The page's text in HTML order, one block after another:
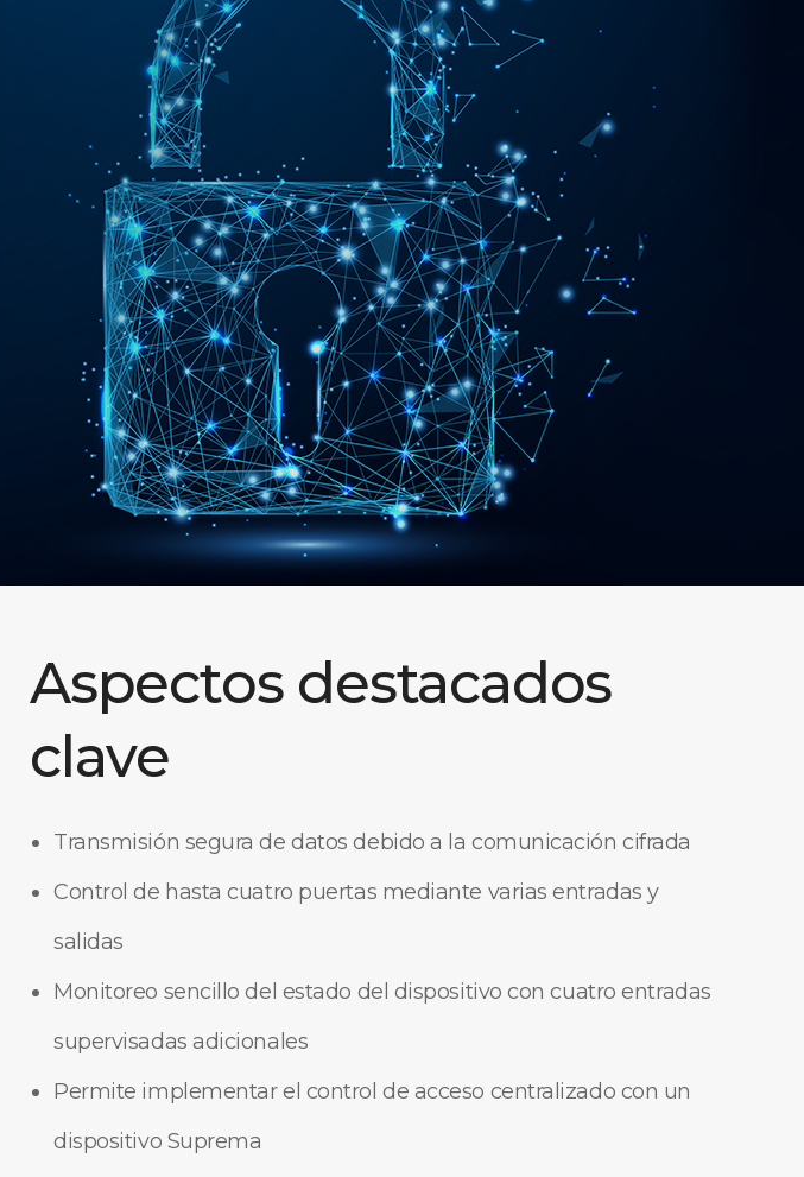
Aspectos destacados
clave
Transmisión segura de datos debido a la comunicación cifrada
Control de hasta cuatro puertas mediante varias entradas y
salidas
Monitoreo sencillo del estado del dispositivo con cuatro entradas
supervisadas adicionales
Permite implementar el control de acceso centralizado con un
dispositivo Suprema